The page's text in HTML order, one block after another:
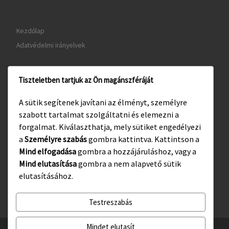
Kezdőlap
Adatvédelmi irányelvek
www.visitgyula.com
www.gyulakult.hu
Facebook Instagram
Tiszteletben tartjuk az Ön magánszféráját
A sütik segítenek javítani az élményt, személyre
szabott tartalmat szolgáltatni és elemezni a
forgalmat. Kiválaszthatja, mely sütiket engedélyezi
a Személyre szabásgombra kattintva. Kattintson a
Mind elfogadásagombra a hozzájáruláshoz, vagy a
Mind elutasításagombra a nem alapvető sütik
elutasításához.
Testreszabás
Mindet elutasít